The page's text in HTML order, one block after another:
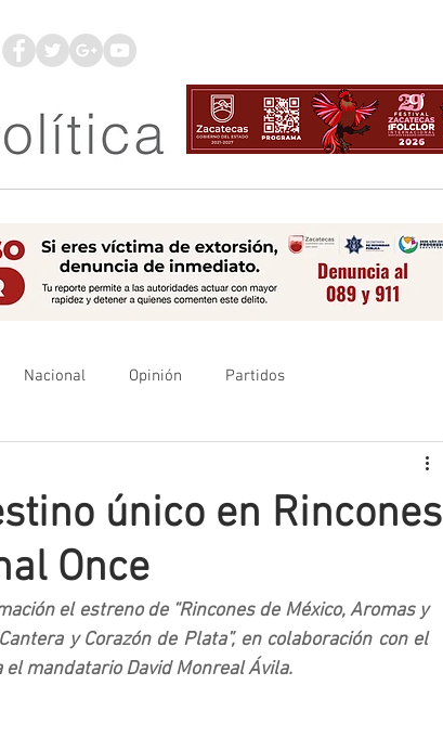
Nacional Opinión Partidos
único en Rincones
Once
el estreno de “Rincones de México, Aromas y
y Corazón de Plata”, en colaboración con el
mandatario David Monreal Ávila.